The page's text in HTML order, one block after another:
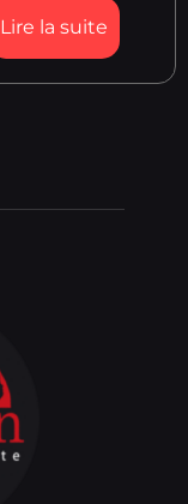
Lire la suite